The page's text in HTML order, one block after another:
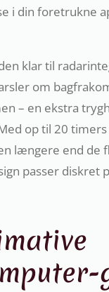
i din foretrukne
klar til
om
– en ekstra
op til 20
længere end de
passer diskret